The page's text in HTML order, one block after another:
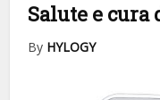
Salute e cura
By HYLOGY